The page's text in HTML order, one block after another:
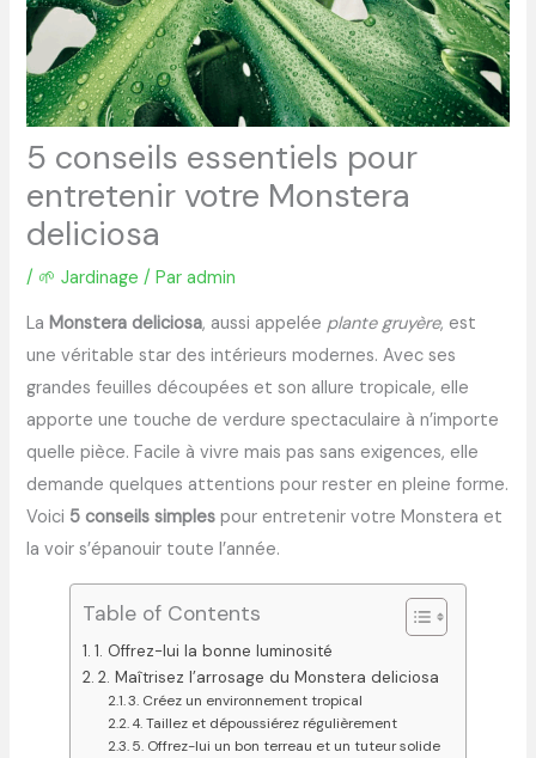
5 conseils essentiels pour
entretenir votre Monstera
deliciosa
/ 🌱 Jardinage / Paradmin
LaMonstera deliciosa, aussi appelée plante gruyère, est
une véritable star des intérieurs modernes. Avec ses
grandes feuilles découpées et son allure tropicale, elle
apporte une touche de verdure spectaculaire à n’importe
quelle pièce. Facile à vivre mais pas sans exigences, elle
demande quelques attentions pour rester en pleine forme.
Voici 5 conseils simplespour entretenir votre Monstera et
la voir s’épanouir toute l’année.
Table of Contents
1. Offrez-lui la bonne luminosité
2. Maîtrisez l’arrosage du Monstera deliciosa
3. Créez un environnement tropical
4. Taillez et dépoussiérez régulièrement
5. Offrez-lui un bon terreau et un tuteur solide